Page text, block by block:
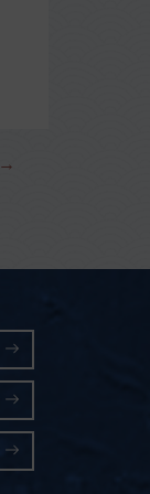
→